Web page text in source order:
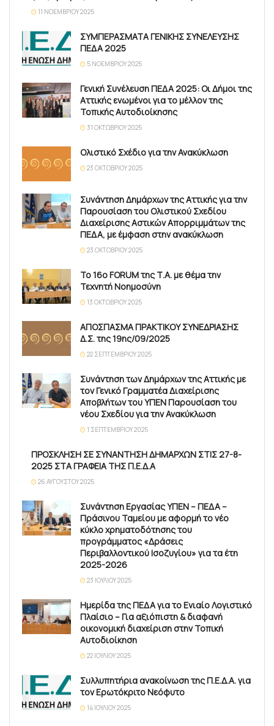
11 ΝΟΕΜΒΡΊΟΥ 2025
ΣΥΜΠΕΡΑΣΜΑΤΑ ΓΕΝΙΚΗΣ ΣΥΝΕΛΕΥΣΗΣ
ΠΕΔΑ 2025
5 ΝΟΕΜΒΡΊΟΥ 2025
Γενική Συνέλευση ΠΕΔΑ 2025: Οι Δήμοι της
Αττικής ενωμένοι για το μέλλον της
Τοπικής Αυτοδιοίκησης
31 ΟΚΤΩΒΡΊΟΥ 2025
Ολιστικό Σχέδιο για την Ανακύκλωση
23 ΟΚΤΩΒΡΊΟΥ 2025
Συνάντηση Δημάρχων της Αττικής για την
Παρουσίαση του Ολιστικού Σχεδίου
Διαχείρισης Αστικών Απορριμμάτων της
ΠΕΔΑ, με έμφαση στην ανακύκλωση
23 ΟΚΤΩΒΡΊΟΥ 2025
Το 16ο FORUM της Τ.Α. με θέμα την
Τεχνητή Νοημοσύνη
13 ΟΚΤΩΒΡΊΟΥ 2025
ΑΠΟΣΠΑΣΜΑ ΠΡΑΚΤΙΚΟΥ ΣΥΝΕΔΡΙΑΣΗΣ
Δ.Σ. της 19ης/09/2025
22 ΣΕΠΤΕΜΒΡΊΟΥ 2025
Συνάντηση των Δημάρχων της Αττικής με
τον Γενικό Γραμματέα Διαχείρισης
Αποβλήτων του ΥΠΕΝ Παρουσίαση του
νέου Σχεδίου για την Ανακύκλωση
1 ΣΕΠΤΕΜΒΡΊΟΥ 2025
ΠΡΟΣΚΛΗΣΗ ΣΕ ΣΥΝΑΝΤΗΣΗ ΔΗΜΑΡΧΩΝ ΣΤΙΣ 27-8-
2025 ΣΤΑ ΓΡΑΦΕΙΑ ΤΗΣ Π.Ε.Δ.Α
26 ΑΥΓΟΎΣΤΟΥ 2025
Συνάντηση Εργασίας ΥΠΕΝ – ΠΕΔΑ –
Πράσινου Ταμείου με αφορμή το νέο
κύκλο χρηματοδότησης του
προγράμματος «Δράσεις
Περιβαλλοντικού Ισοζυγίου» για τα έτη
2025-2026
23 ΙΟΥΛΊΟΥ 2025
Ημερίδα της ΠΕΔΑ για το Ενιαίο Λογιστικό
Πλαίσιο – Για αξιόπιστη & διαφανή
οικονομική διαχείριση στην Τοπική
Αυτοδιοίκηση
22 ΙΟΥΛΊΟΥ 2025
Συλλυπητήρια ανακοίνωση της Π.Ε.Δ.Α. για
τον Ερωτόκριτο Νεόφυτο
14 ΙΟΥΛΊΟΥ 2025